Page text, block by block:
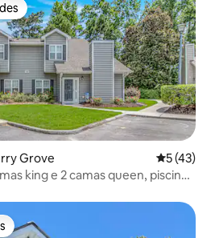
dos hóspedes
Grove 5 de uma
5 (43)
king e 2 camas queen, piscina